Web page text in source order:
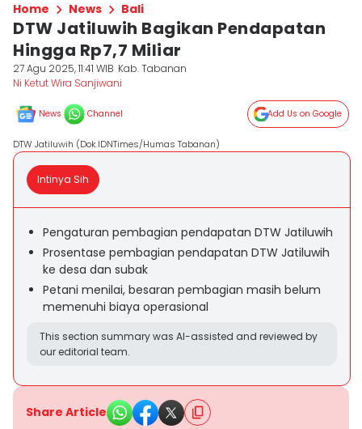
Home News Bali
DTW Jatiluwih Bagikan Pendapatan
Hingga Rp7,7 Miliar
27 Agu 2025, 11:41 WIB Kab. Tabanan
Ni Ketut Wira Sanjiwani
News Channel Add Us on Google
DTW Jatiluwih (Dok.IDNTimes/Humas Tabanan)
Intinya Sih
Pengaturan pembagian pendapatan DTW Jatiluwih
Prosentase pembagian pendapatan DTW Jatiluwih
ke desa dan subak
Petani menilai, besaran pembagian masih belum
memenuhi biaya operasional
This section summary was AI-assisted and reviewed by
our editorial team.
Share Article